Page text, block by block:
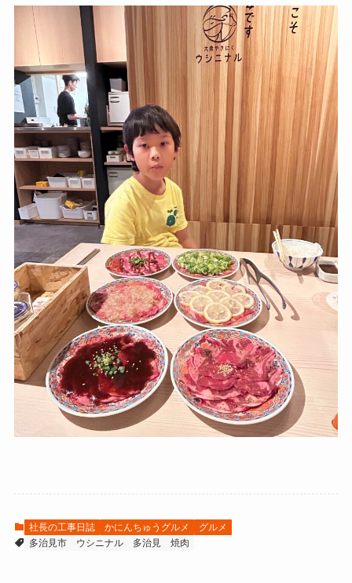
社長の工事日誌 かにんちゅうグルメ
グルメ
多治見市
ウシニナル 多治見 焼肉